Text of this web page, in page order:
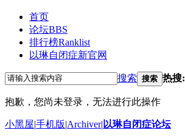
首页
论坛BBS
排行榜Ranklist
以琳自闭症新官网
搜索 搜索 热搜:
抱歉，您尚未登录，无法进行此操作
小黑屋|手机版|Archiver| 以琳自闭症论坛